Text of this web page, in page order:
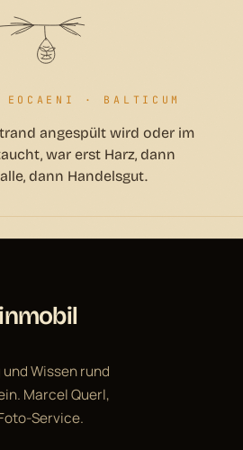
· BALTICUM
angespült wird oder im
war erst Harz, dann
dann Handelsgut.
Wissen rund
Marcel Querl,
Service.